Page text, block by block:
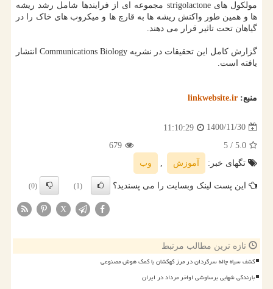
مولکول های strigolactone مجموعه ای از فرایندها شامل رشد ریشه
ها و همین طور واکنش ریشه ها به قارچ ها و میکروب های خاک را در
گیاهان تحت تاثیر قرار می دهند.
گزارش کامل این تحقیقات در نشریه Communications Biology انتشار
یافته است.
منبع: linkwebsite.ir
1400/11/30
11:10:29
5.0
/ 5
679
تگهای خبر:
آموزش , وب
این پست لینک وبسایت را می پسندید؟ (1)
(0)
X
تازه ترین مطالب مرتبط
کشف سیاه چاله سرگردان در مرز کهکشان با کمک هوش مصنوعی
بارندگی شهابی برساوشی اواخر مرداد در ایران